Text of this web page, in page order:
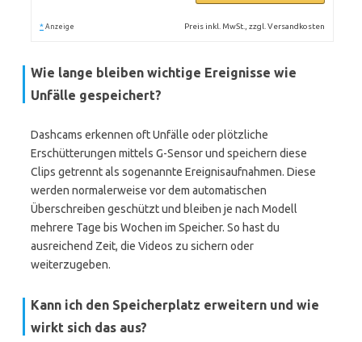
* Anzeige Preis inkl. MwSt., zzgl. Versandkosten
Wie lange bleiben wichtige Ereignisse wie
Unfälle gespeichert?
Dashcams erkennen oft Unfälle oder plötzliche
Erschütterungen mittels G-Sensor und speichern diese
Clips getrennt als sogenannte Ereignisaufnahmen. Diese
werden normalerweise vor dem automatischen
Überschreiben geschützt und bleiben je nach Modell
mehrere Tage bis Wochen im Speicher. So hast du
ausreichend Zeit, die Videos zu sichern oder
weiterzugeben.
Kann ich den Speicherplatz erweitern und wie
wirkt sich das aus?